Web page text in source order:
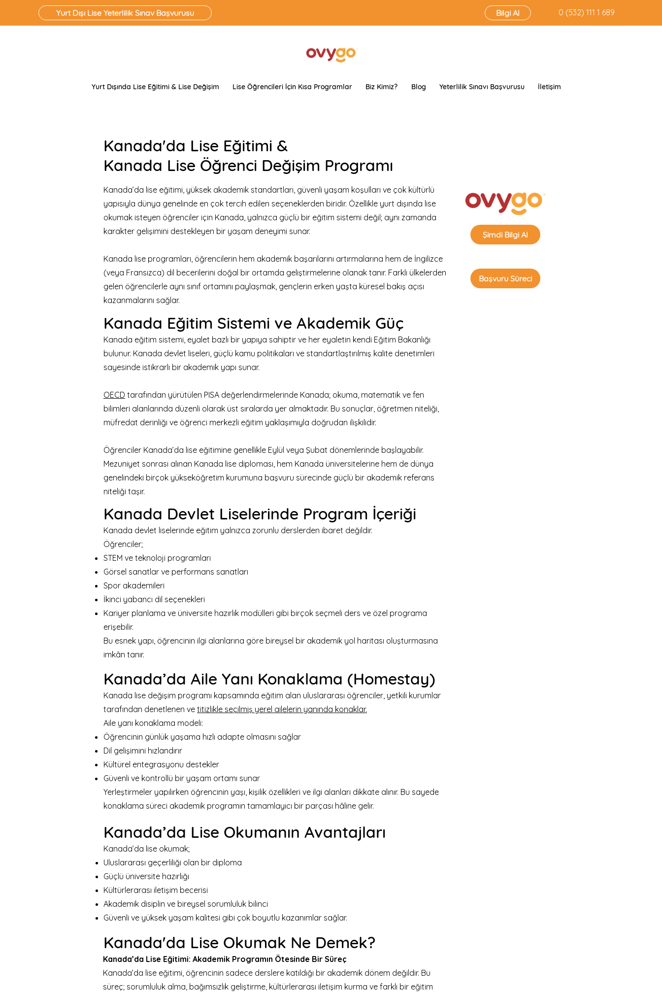
Yurt Dışı Lise Yeterlilik Sınav Başvurusu Bilgi Al ‭0 (532) 111 1 689‬
Yurt Dışında Lise Eğitimi & Lise Değişim Lise Öğrencileri İçin Kısa Programlar Biz Kimiz? Blog Yeterlilik Sınavı Başvurusu İletişim
Kanada'da Lise Eğitimi &
Kanada Lise Öğrenci Değişim Programı
Kanada’da lise eğitimi, yüksek akademik standartları, güvenli yaşam koşulları ve çok kültürlü
yapısıyla dünya genelinde en çok tercih edilen seçeneklerden biridir. Özellikle yurt dışında lise
okumak isteyen öğrenciler için Kanada, yalnızca güçlü bir eğitim sistemi değil; aynı zamanda
karakter gelişimini destekleyen bir yaşam deneyimi sunar.
Kanada lise programları, öğrencilerin hem akademik başarılarını artırmalarına hem de İngilizce
(veya Fransızca) dil becerilerini doğal bir ortamda geliştirmelerine olanak tanır. Farklı ülkelerden
gelen öğrencilerle aynı sınıf ortamını paylaşmak, gençlerin erken yaşta küresel bakış açısı
kazanmalarını sağlar.
Şimdi Bilgi Al
Başvuru Süreci
Kanada Eğitim Sistemi ve Akademik Güç
Kanada eğitim sistemi, eyalet bazlı bir yapıya sahiptir ve her eyaletin kendi Eğitim Bakanlığı
bulunur. Kanada devlet liseleri, güçlü kamu politikaları ve standartlaştırılmış kalite denetimleri
sayesinde istikrarlı bir akademik yapı sunar.
OECD tarafından yürütülen PISA değerlendirmelerinde Kanada; okuma, matematik ve fen
bilimleri alanlarında düzenli olarak üst sıralarda yer almaktadır. Bu sonuçlar, öğretmen niteliği,
müfredat derinliği ve öğrenci merkezli eğitim yaklaşımıyla doğrudan ilişkilidir.
Öğrenciler Kanada’da lise eğitimine genellikle Eylül veya Şubat dönemlerinde başlayabilir.
Mezuniyet sonrası alınan Kanada lise diploması, hem Kanada üniversitelerine hem de dünya
genelindeki birçok yükseköğretim kurumuna başvuru sürecinde güçlü bir akademik referans
niteliği taşır.
Kanada Devlet Liselerinde Program İçeriği
Kanada devlet liselerinde eğitim yalnızca zorunlu derslerden ibaret değildir.
Öğrenciler;
STEM ve teknoloji programları
Görsel sanatlar ve performans sanatları
Spor akademileri
İkinci yabancı dil seçenekleri
Kariyer planlama ve üniversite hazırlık modülleri gibi birçok seçmeli ders ve özel programa
erişebilir.
Bu esnek yapı, öğrencinin ilgi alanlarına göre bireysel bir akademik yol haritası oluşturmasına
imkân tanır.
Kanada’da Aile Yanı Konaklama (Homestay)
Kanada lise değişim programı kapsamında eğitim alan uluslararası öğrenciler, yetkili kurumlar
tarafından denetlenen ve titizlikle seçilmiş yerel ailelerin yanında konaklar.
Aile yanı konaklama modeli:
Öğrencinin günlük yaşama hızlı adapte olmasını sağlar
Dil gelişimini hızlandırır
Kültürel entegrasyonu destekler
Güvenli ve kontrollü bir yaşam ortamı sunar
Yerleştirmeler yapılırken öğrencinin yaşı, kişilik özellikleri ve ilgi alanları dikkate alınır. Bu sayede
konaklama süreci akademik programın tamamlayıcı bir parçası hâline gelir.
Kanada’da Lise Okumanın Avantajları
Kanada’da lise okumak;
Uluslararası geçerliliği olan bir diploma
Güçlü üniversite hazırlığı
Kültürlerarası iletişim becerisi
Akademik disiplin ve bireysel sorumluluk bilinci
Güvenli ve yüksek yaşam kalitesi gibi çok boyutlu kazanımlar sağlar.
Kanada'da Lise Okumak Ne Demek?
Kanada’da Lise Eğitimi: Akademik Programın Ötesinde Bir Süreç
Kanada’da lise eğitimi, öğrencinin sadece derslere katıldığı bir akademik dönem değildir. Bu
süreç; sorumluluk alma, bağımsızlık geliştirme, kültürlerarası iletişim kurma ve farklı bir eğitim